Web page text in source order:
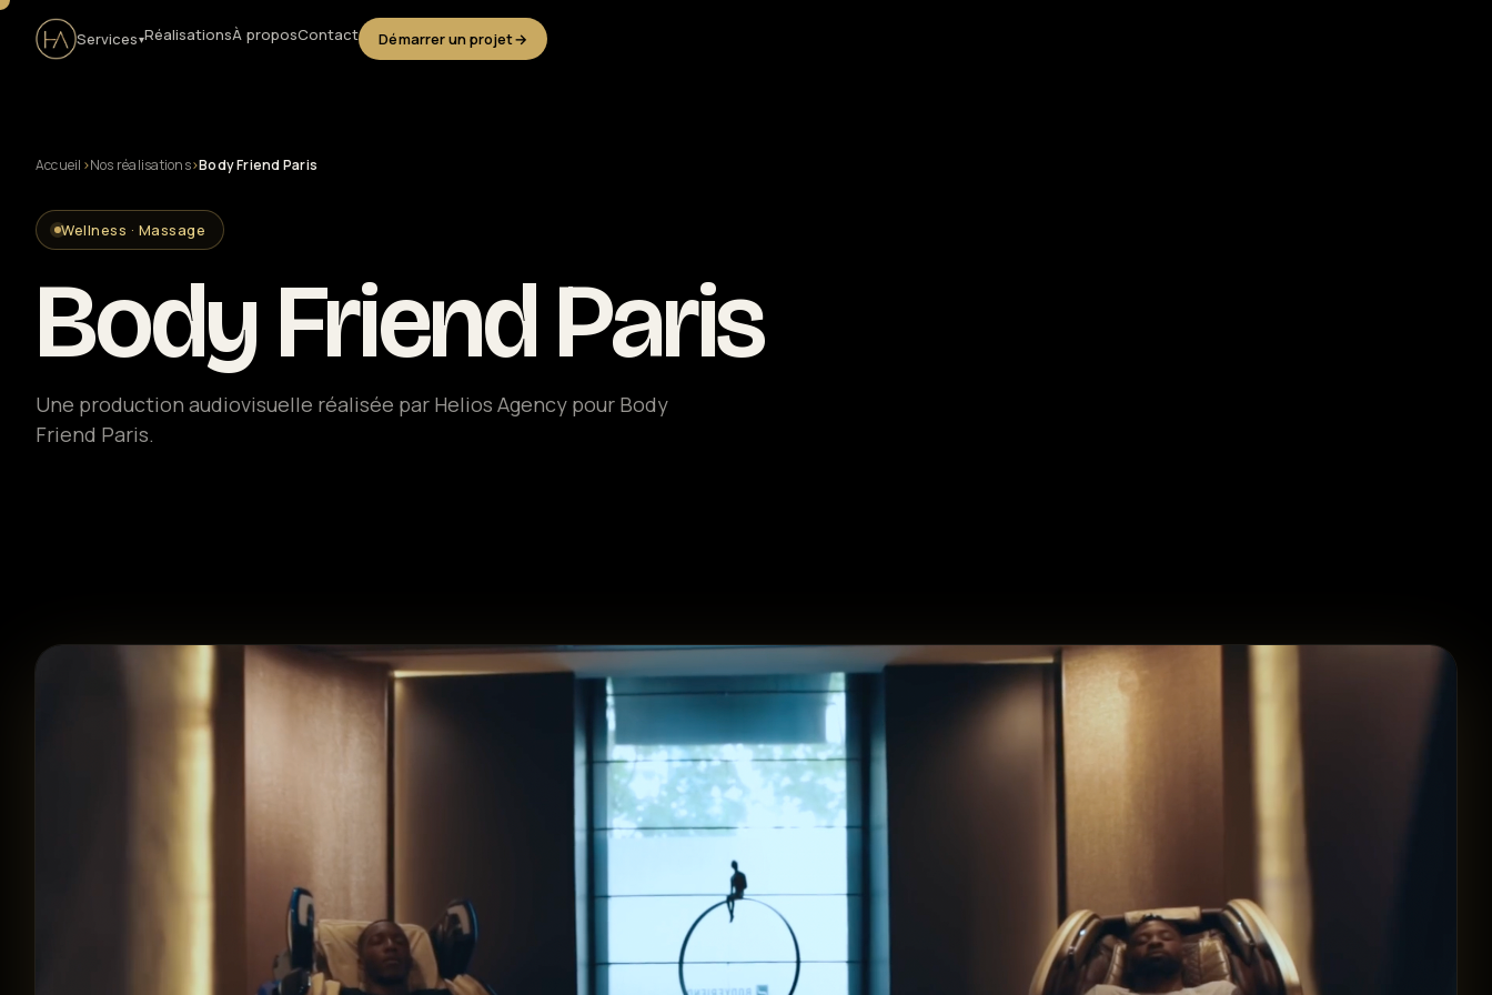
Services▾RéalisationsÀ proposContact Démarrer un projet→
Production audiovisuelle
Clip musical
Captation live & streaming
Création web & social
Location matériel
Accueil ›Nos réalisations›Body Friend Paris
Wellness · Massage
Body Friend Paris
Une production audiovisuelle réalisée par Helios Agency pour Body
Friend Paris.